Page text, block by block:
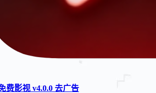
费影视 v4.0.0 去广告